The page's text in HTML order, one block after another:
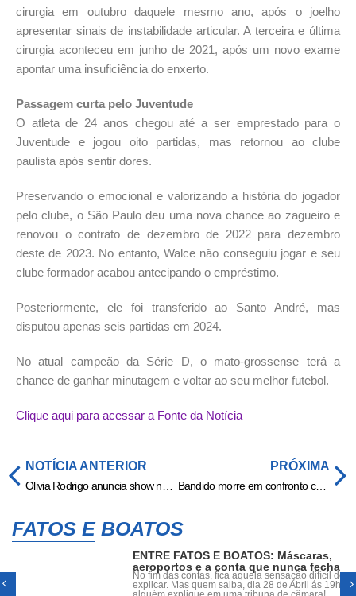
cirurgia em outubro daquele mesmo ano, após o joelho
apresentar sinais de instabilidade articular. A terceira e última
cirurgia aconteceu em junho de 2021, após um novo exame
apontar uma insuficiência do enxerto.
Passagem curta pelo Juventude
O atleta de 24 anos chegou até a ser emprestado para o
Juventude e jogou oito partidas, mas retornou ao clube
paulista após sentir dores.
Preservando o emocional e valorizando a história do jogador
pelo clube, o São Paulo deu uma nova chance ao zagueiro e
renovou o contrato de dezembro de 2022 para dezembro
deste de 2023. No entanto, Walce não conseguiu jogar e seu
clube formador acabou antecipando o empréstimo.
Posteriormente, ele foi transferido ao Santo André, mas
disputou apenas seis partidas em 2024.
No atual campeão da Série D, o mato-grossense terá a
chance de ganhar minutagem e voltar ao seu melhor futebol.
Clique aqui para acessar a Fonte da Notícia
NOTÍCIA ANTERIOR PRÓXIMA
Bandido morre em confronto com a PM após matar rival a facadas
FATOS E BOATOS
ENTRE FATOS E BOATOS: Máscaras,
aeroportos e a conta que nunca fecha
No fim das contas, fica aquela sensação difícil de
explicar. Mas quem saiba, dia 28 de Abril ás 19h,